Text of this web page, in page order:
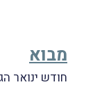
מבוא
חודש ינואר